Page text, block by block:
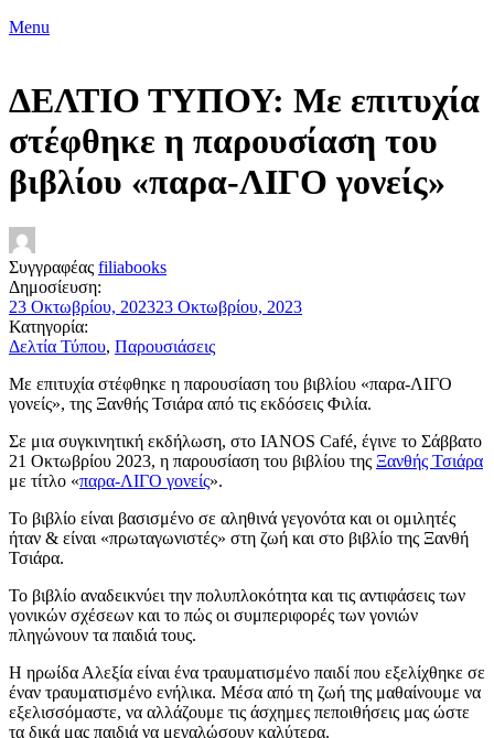
Menu
ΔΕΛΤΙΟ ΤΥΠΟΥ: Με επιτυχία
στέφθηκε η παρουσίαση του
βιβλίου «παρα-ΛΙΓΟ γονείς»
Συγγραφέας filiabooks
Δημοσίευση:
23 Οκτωβρίου, 202323 Οκτωβρίου, 2023
Κατηγορία:
Δελτία Τύπου, Παρουσιάσεις
Με επιτυχία στέφθηκε η παρουσίαση του βιβλίου «παρα-ΛΙΓΟ
γονείς», της Ξανθής Τσιάρα από τις εκδόσεις Φιλία.
Σε μια συγκινητική εκδήλωση, στο IANOS Café, έγινε το Σάββατο
21 Οκτωβρίου 2023, η παρουσίαση του βιβλίου της Ξανθής Τσιάρα
με τίτλο «παρα-ΛΙΓΟ γονείς».
Το βιβλίο είναι βασισμένο σε αληθινά γεγονότα και οι ομιλητές
ήταν & είναι «πρωταγωνιστές» στη ζωή και στο βιβλίο της Ξανθή
Τσιάρα.
Το βιβλίο αναδεικνύει την πολυπλοκότητα και τις αντιφάσεις των
γονικών σχέσεων και το πώς οι συμπεριφορές των γονιών
πληγώνουν τα παιδιά τους.
Η ηρωίδα Αλεξία είναι ένα τραυματισμένο παιδί που εξελίχθηκε σε
έναν τραυματισμένο ενήλικα. Μέσα από τη ζωή της μαθαίνουμε να
εξελισσόμαστε, να αλλάζουμε τις άσχημες πεποιθήσεις μας ώστε
τα δικά μας παιδιά να μεγαλώσουν καλύτερα.